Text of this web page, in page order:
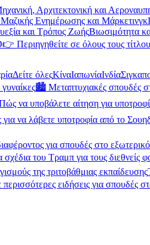
Αρχιτεκτονική και
Ενημέρωσης και Μάρκετινγκ
και Τρόπος ΖωήςΒιωσιμότητα
👉 Περιηγηθείτε σε όλους τους
Δείτε όλεςΚίναΙαπωνίαΙνδία
🏙️ Μεταπτυχιακές σπουδές
να υποβάλετε αίτηση για
να λάβετε υποτροφία από το
για σπουδές στο εξωτερικό
σχέδια του Τραμπ για τους διεθνείς
της τριτοβάθμιας εκπαίδευσης
ειδήσεις για σπουδές